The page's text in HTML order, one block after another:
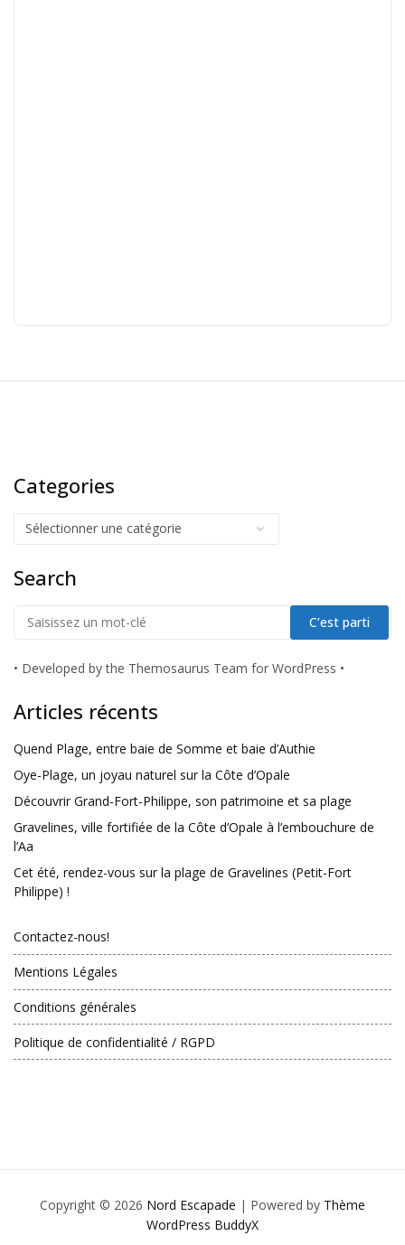
Categories
Search
• Developed by the Themosaurus Team for WordPress •
Articles récents
Quend Plage, entre baie de Somme et baie d’Authie
Oye-Plage, un joyau naturel sur la Côte d’Opale
Découvrir Grand-Fort-Philippe, son patrimoine et sa plage
Gravelines, ville fortifiée de la Côte d’Opale à l’embouchure de
l’Aa
Cet été, rendez-vous sur la plage de Gravelines (Petit-Fort
Philippe) !
Contactez-nous!
Mentions Légales
Conditions générales
Politique de confidentialité / RGPD
Copyright © 2026 Nord Escapade | Powered by Thème
WordPress BuddyX